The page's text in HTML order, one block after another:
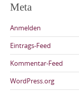
Meta
Anmelden
Eintrags-Feed
Kommentar-Feed
WordPress.org